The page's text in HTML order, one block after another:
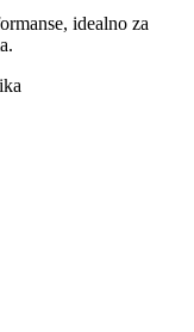
idealno za